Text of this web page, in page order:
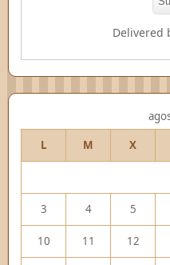
Delivered
L
M X
3 4 5
10 11 12